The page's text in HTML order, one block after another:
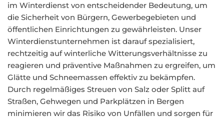
im Winterdienst von entscheidender Bedeutung, um
die Sicherheit von Bürgern, Gewerbegebieten und
öffentlichen Einrichtungen zu gewährleisten. Unser
Winterdienstunternehmen ist darauf spezialisiert,
rechtzeitig auf winterliche Witterungsverhältnisse zu
reagieren und präventive Maßnahmen zu ergreifen, um
Glätte und Schneemassen effektiv zu bekämpfen.
Durch regelmäßiges Streuen von Salz oder Splitt auf
Straßen, Gehwegen und Parkplätzen in Bergen
minimieren wir das Risiko von Unfällen und sorgen für